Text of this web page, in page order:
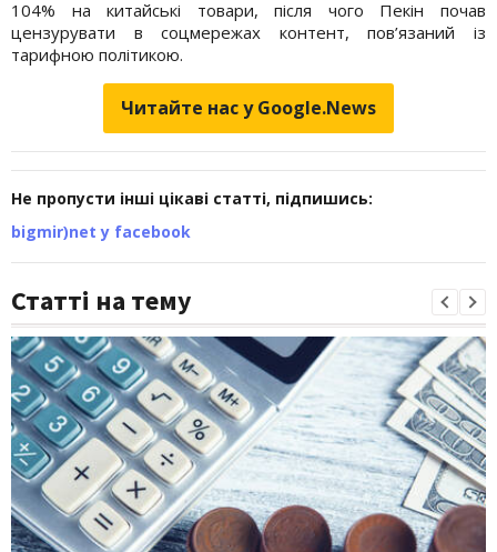
104% на китайські товари, після чого Пекін почав
цензурувати в соцмережах контент, пов’язаний із
тарифною політикою.
Читайте нас у Google.News
Не пропусти інші цікаві статті, підпишись:
bigmir)net у facebook
Статті на тему